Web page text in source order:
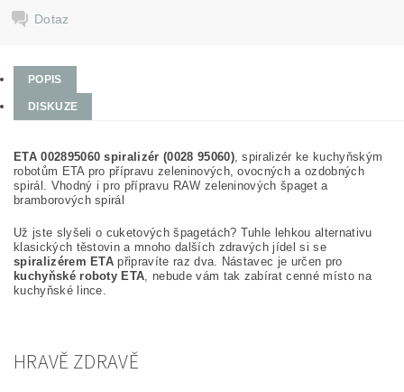
Dotaz
POPIS
DISKUZE
ETA 002895060 spiralizér (0028 95060), spiralizér ke kuchyňským
robotům ETA pro přípravu zeleninových, ovocných a ozdobných
spirál. Vhodný i pro přípravu RAW zeleninových špaget a
bramborových spirál
Už jste slyšeli o cuketových špagetách? Tuhle lehkou alternativu
klasických těstovin a mnoho dalších zdravých jídel si se
spiralizérem ETA připravíte raz dva. Nástavec je určen pro
kuchyňské roboty ETA, nebude vám tak zabírat cenné místo na
kuchyňské lince.
HRAVĚ ZDRAVĚ